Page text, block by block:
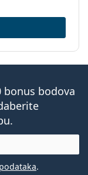
bonus bodova
.